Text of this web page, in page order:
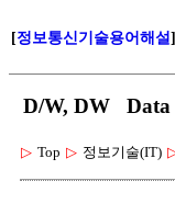
[정보통신기술용어해설]
D/W, DW Data
▷ Top ▷ 정보기술(IT)